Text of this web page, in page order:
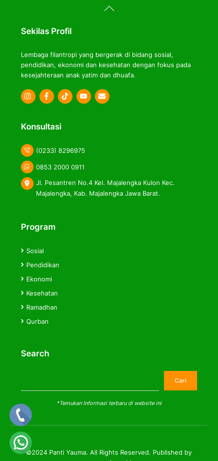
Back
To
Sekilas Profil
Lembaga filantropi yang bergerak di bidang sosial,
pendidikan, ekonomi dan kesehatan dengan fokus pada
kesejahteraan anak yatim dan dhuafa.
Icon
Icon
Icon
Konsultasi
(0233) 8296975
0853 2000 0911
Jl. Pesantren No.4 Kel. Majalengka Kulon Kec.
Majalengka, Kab. Majalengka Jawa Barat.
Program
Sosial
Pendidikan
Ekonomi
Kesehatan
Ramadhan
Qurban
Search
Cari
*Temukan Informasi terbaru di website ini
©2024 Panti Yauma. All Rights Reserved. Published by